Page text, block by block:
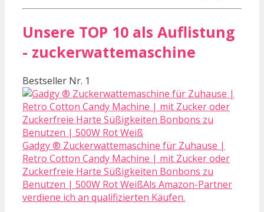
Unsere TOP 10 als Auflistung
- zuckerwattemaschine
Bestseller Nr. 1
Gadgy ® Zuckerwattemaschine für Zuhause |
Retro Cotton Candy Machine | mit Zucker oder
Zuckerfreie Harte Süßigkeiten Bonbons zu
Benutzen | 500W Rot WeißAls Amazon-Partner
verdiene ich an qualifizierten Käufen.